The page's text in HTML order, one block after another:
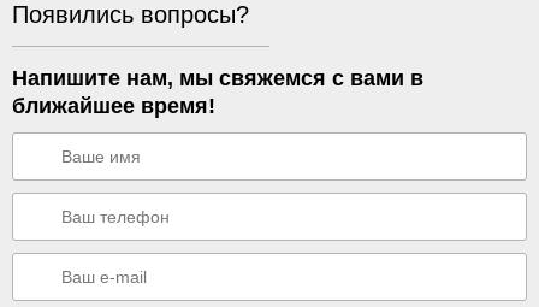
Появились вопросы?
Напишите нам, мы свяжемся с вами в
ближайшее время!